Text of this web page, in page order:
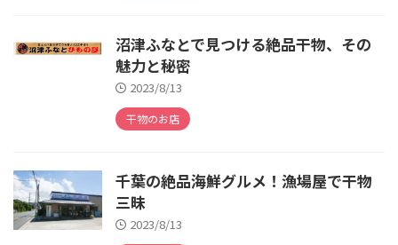
沼津ふなとで見つける絶品干物、その
魅力と秘密
2023/8/13
干物のお店
千葉の絶品海鮮グルメ！漁場屋で干物
三昧
2023/8/13